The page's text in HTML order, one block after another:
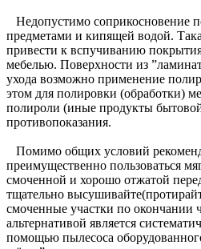
Недопустимо соприкосновение
предметами и кипящей водой.
привести к вспучиванию
мебелью. Поверхности из
ухода возможно применение
этом для полировки (обработки)
полироли (иные продукты
противопоказания.
Помимо общих условий
преимущественно пользоваться
смоченной и хорошо отжатой
тщательно
смоченные участки по окончании
альтернативой является
помощью пылесоса